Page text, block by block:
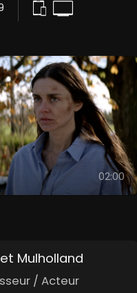
02:00
Mulholland
/ Acteur